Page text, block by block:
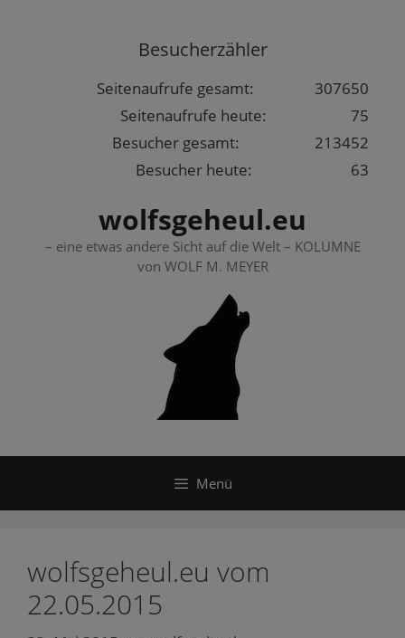
Besucherzähler
307650
Seitenaufrufe gesamt:
75
Seitenaufrufe heute:
213452
Besucher gesamt:
63
Besucher heute:
wolfsgeheul.eu
– eine etwas andere Sicht auf die Welt – KOLUMNE
von WOLF M. MEYER
Menü
wolfsgeheul.eu vom
22.05.2015